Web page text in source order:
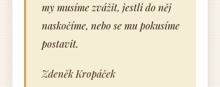
my musíme zvážit, jestli do něj
naskočíme, nebo se mu pokusíme
postavit.
Zdeněk Kropáček